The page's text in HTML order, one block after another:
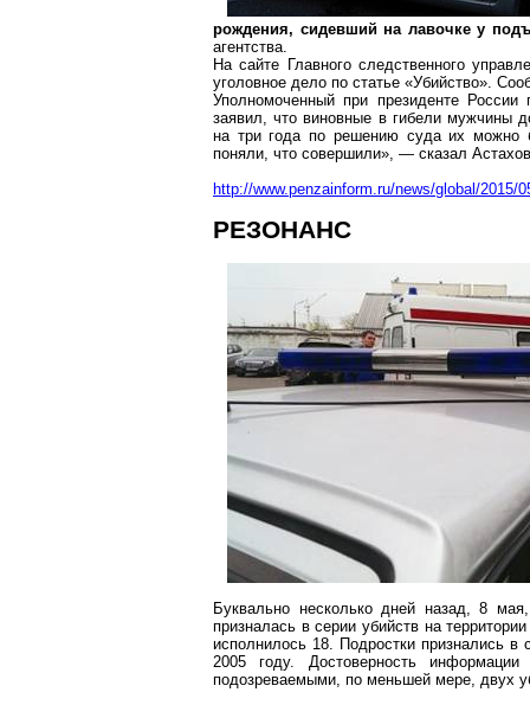
рождения, сидевший на лавочке у
агентства.
На сайте Главного следственного
уголовное дело по статье «Убийство».
Уполномоченный при президенте
заявил, что виновные в гибели мужчины
на три года по решению суда их можно
поняли, что совершили», — сказал
http://www.penzainform.ru/news/global/
РЕЗОНАНС
Буквально несколько дней назад, 8
призналась в серии убийств на
исполнилось 18. Подростки признались
2005 году. Достоверность
подозреваемыми, по меньшей мере, двух